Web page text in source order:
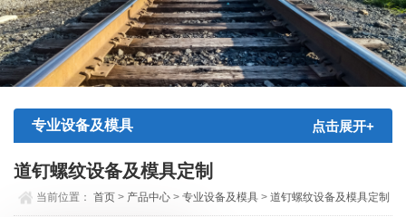
专业设备及模具 点击展开+
道钉螺纹设备及模具定制
当前位置：首页 > 产品中心 >专业设备及模具 >道钉螺纹设备及模具定制